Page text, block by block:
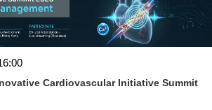
Cardiovascular Initiative Summit